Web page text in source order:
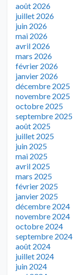
août 2026
juillet 2026
juin 2026
mai 2026
avril 2026
mars 2026
février 2026
janvier 2026
décembre 2025
novembre 2025
octobre 2025
septembre 2025
août 2025
juillet 2025
juin 2025
mai 2025
avril 2025
mars 2025
février 2025
janvier 2025
décembre 2024
novembre 2024
octobre 2024
septembre 2024
août 2024
juillet 2024
juin 2024